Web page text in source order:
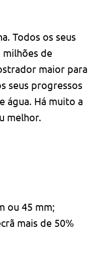
Todos os seus
de
maior para
seus progressos
água. Há muito a
melhor.
ou 45 mm;
mais de 50%